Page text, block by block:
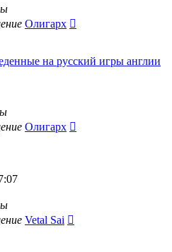
Олигарх
на русский игры англии
Олигарх
Vetal Sai